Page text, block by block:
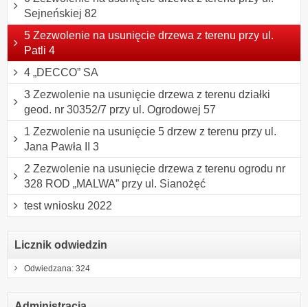
Sejneńskiej 82
5 Zezwolenie na usunięcie drzewa z terenu przy ul.
Patli 4
4 „DECCO” SA
3 Zezwolenie na usunięcie drzewa z terenu działki
geod. nr 30352/7 przy ul. Ogrodowej 57
1 Zezwolenie na usunięcie 5 drzew z terenu przy ul.
Jana Pawła II 3
2 Zezwolenie na usunięcie drzewa z terenu ogrodu nr
328 ROD „MALWA” przy ul. Sianożęć
test wniosku 2022
Licznik odwiedzin
Odwiedzana: 324